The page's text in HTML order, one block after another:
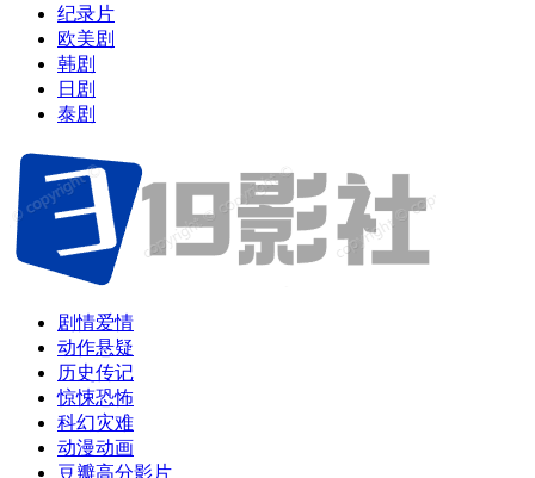
纪录片
欧美剧
韩剧
日剧
泰剧
剧情爱情
动作悬疑
历史传记
惊悚恐怖
科幻灾难
动漫动画
豆瓣高分影片